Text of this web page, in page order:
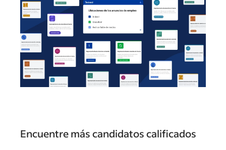
Encuentre más candidatos calificados